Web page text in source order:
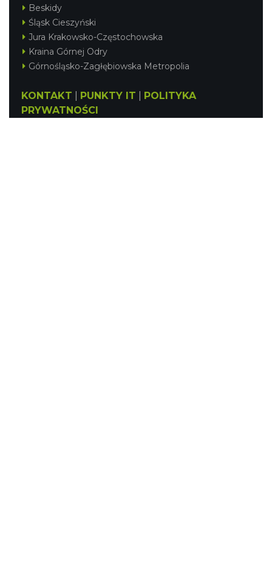
Beskidy
Śląsk Cieszyński
Jura Krakowsko-Częstochowska
Kraina Górnej Odry
Górnośląsko-Zagłębiowska Metropolia
KONTAKT PUNKTY IT
POLITYKA
PRYWATNOŚCI